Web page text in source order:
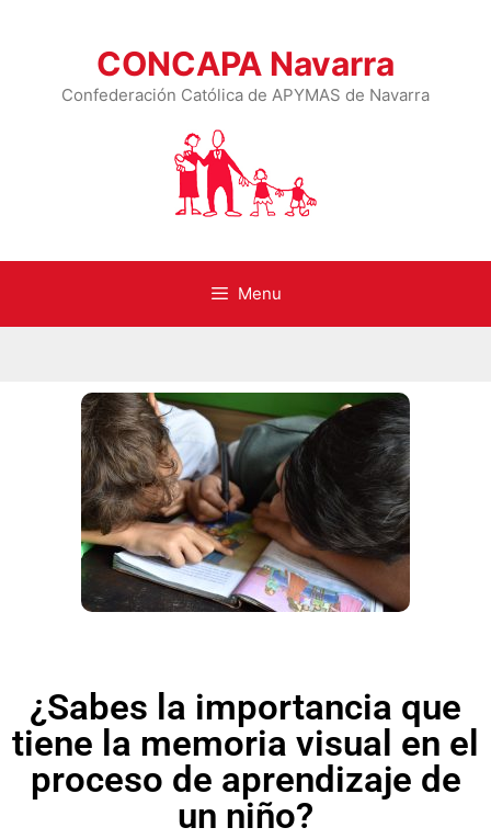
CONCAPA Navarra
Confederación Católica de APYMAS de Navarra
Menu
¿Sabes la importancia que
tiene la memoria visual en el
proceso de aprendizaje de
un niño?